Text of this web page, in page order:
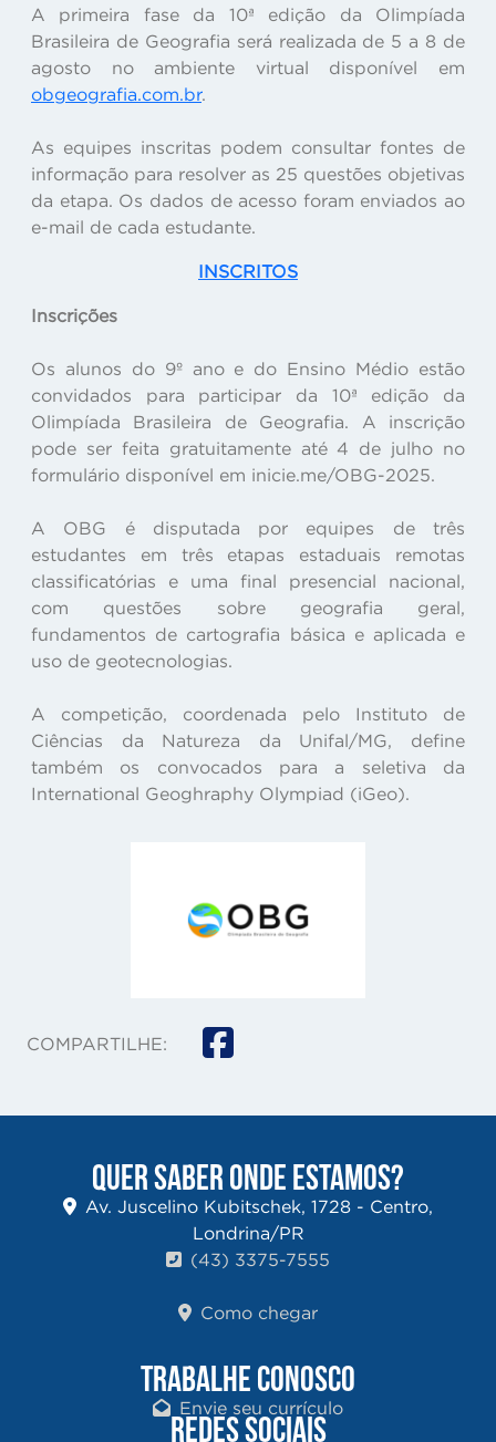
A primeira fase da 10ª edição da Olimpíada
Brasileira de Geografia será realizada de 5 a 8 de
agosto no ambiente virtual disponível em
obgeografia.com.br.
As equipes inscritas podem consultar fontes de
informação para resolver as 25 questões objetivas
da etapa. Os dados de acesso foram enviados ao
e-mail de cada estudante.
INSCRITOS
Inscrições
Os alunos do 9º ano e do Ensino Médio estão
convidados para participar da 10ª edição da
Olimpíada Brasileira de Geografia. A inscrição
pode ser feita gratuitamente até 4 de julho no
formulário disponível em inicie.me/OBG-2025.
A OBG é disputada por equipes de três
estudantes em três etapas estaduais remotas
classificatórias e uma final presencial nacional,
com questões sobre geografia geral,
fundamentos de cartografia básica e aplicada e
uso de geotecnologias.
A competição, coordenada pelo Instituto de
Ciências da Natureza da Unifal/MG, define
também os convocados para a seletiva da
International Geoghraphy Olympiad (iGeo).
COMPARTILHE:
QUER SABER ONDE ESTAMOS?
Av. Juscelino Kubitschek, 1728 - Centro,
Londrina/PR
(43) 3375-7555
Como chegar
TRABALHE CONOSCO
Envie seu currículo
REDES SOCIAIS